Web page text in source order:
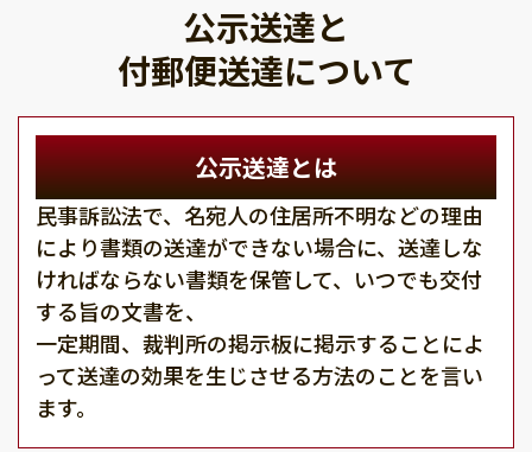
公示送達と
付郵便送達について
公示送達とは
民事訴訟法で、名宛人の住居所不明などの理由
により書類の送達ができない場合に、送達しな
ければならない書類を保管して、いつでも交付
する旨の文書を、
一定期間、裁判所の掲示板に掲示することによ
って送達の効果を生じさせる方法のことを言い
ます。